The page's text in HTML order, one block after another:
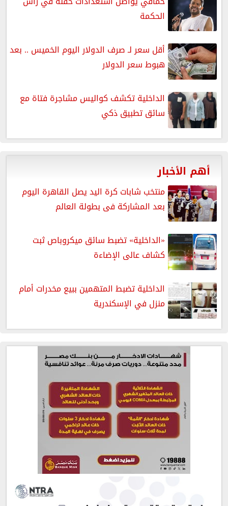
الحكمة
أقل سعر لـ صرف الدولار اليوم الخميس .. بعد
هبوط سعر الدولار
الداخلية تكشف كواليس مشاجرة فتاة مع
سائق تطبيق ذكي
أهم الأخبار
منتخب شابات كرة اليد يصل القاهرة اليوم
بعد المشاركة فى بطولة العالم
«الداخلية» تضبط سائق ميكروباص ثبت
كشاف عالى الإضاءة
الداخلية تضبط المتهمين ببيع مخدرات أمام
منزل في الإسكندرية